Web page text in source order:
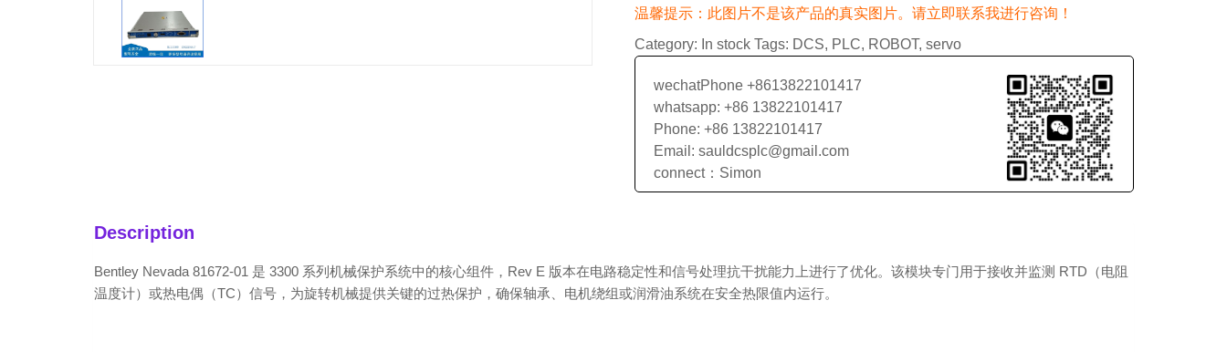
温馨提示：此图片不是该产品的真实图片。请立即联系我进行咨询！
Category: In stock Tags: DCS, PLC, ROBOT, servo
wechatPhone +8613822101417
whatsapp: +86 13822101417
Phone: +86 13822101417
Email: sauldcsplc@gmail.com
connect：Simon
Description
Bentley Nevada 81672-01 是 3300 系列机械保护系统中的核心组件，Rev E 版本在电路稳定性和信号处理抗干扰能力上进行了优化。该模块专门用于接收并监测 RTD（电阻
温度计）或热电偶（TC）信号，为旋转机械提供关键的过热保护，确保轴承、电机绕组或润滑油系统在安全热限值内运行。